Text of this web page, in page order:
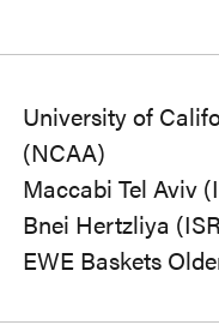
University of
(NCAA)
Maccabi Tel Aviv
Bnei Hertzliya
EWE Baskets